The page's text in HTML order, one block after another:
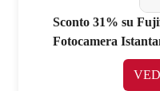
Sconto 31% su
Fotocamera